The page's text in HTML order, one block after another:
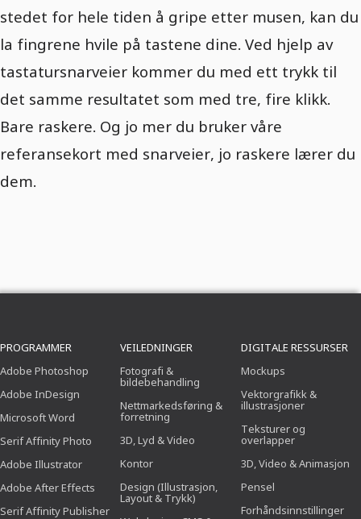
stedet for hele tiden å gripe etter musen, kan du
la fingrene hvile på tastene dine. Ved hjelp av
tastatursnarveier kommer du med ett trykk til
det samme resultatet som med tre, fire klikk.
Bare raskere. Og jo mer du bruker våre
referansekort med snarveier, jo raskere lærer du
dem.
PROGRAMMER
Adobe Photoshop
Adobe InDesign
Microsoft Word
Serif Affinity Photo
Adobe Illustrator
Adobe After Effects
Serif Affinity Publisher
VEILEDNINGER
Fotografi &
bildebehandling
Nettmarkedsføring &
forretning
3D, Lyd & Video
Kontor
Design (Illustrasjon,
Layout & Trykk)
DIGITALE RESSURSER
Mockups
Vektorgrafikk &
illustrasjoner
Teksturer og
overlapper
3D, Video & Animasjon
Pensel
Forhåndsinnstillinger